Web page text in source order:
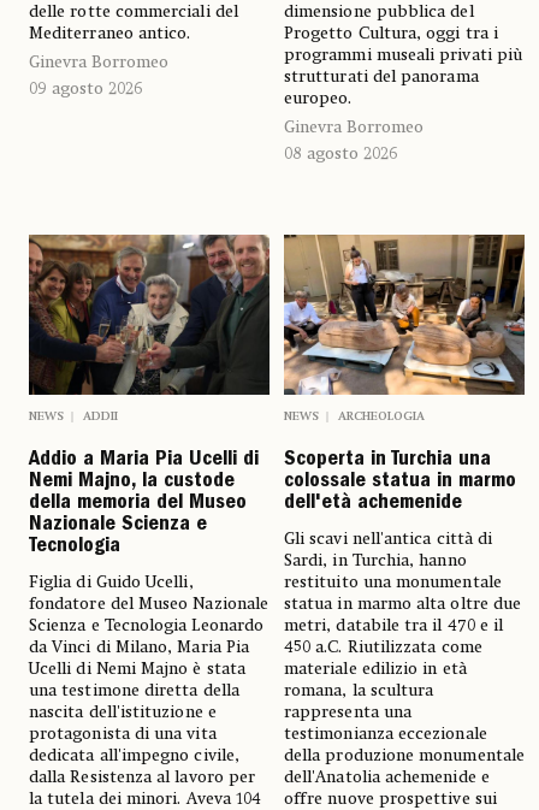
delle rotte commerciali del
Mediterraneo antico.
Ginevra Borromeo
09 agosto 2026
dimensione pubblica del
Progetto Cultura, oggi tra i
programmi museali privati più
strutturati del panorama
europeo.
Ginevra Borromeo
08 agosto 2026
NEWS ADDII
Addio a Maria Pia Ucelli di
Nemi Majno, la custode
della memoria del Museo
Nazionale Scienza e
Tecnologia
Figlia di Guido Ucelli,
fondatore del Museo Nazionale
Scienza e Tecnologia Leonardo
da Vinci di Milano, Maria Pia
Ucelli di Nemi Majno è stata
una testimone diretta della
nascita dell'istituzione e
protagonista di una vita
dedicata all'impegno civile,
dalla Resistenza al lavoro per
la tutela dei minori. Aveva 104
NEWS ARCHEOLOGIA
Scoperta in Turchia una
colossale statua in marmo
dell'età achemenide
Gli scavi nell'antica città di
Sardi, in Turchia, hanno
restituito una monumentale
statua in marmo alta oltre due
metri, databile tra il 470 e il
450 a.C. Riutilizzata come
materiale edilizio in età
romana, la scultura
rappresenta una
testimonianza eccezionale
della produzione monumentale
dell'Anatolia achemenide e
offre nuove prospettive sui